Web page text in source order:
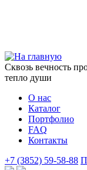
Сквозь вечность
тепло души
О нас
Каталог
Портфолио
FAQ
Контакты
+7 (3852) 59-58-88